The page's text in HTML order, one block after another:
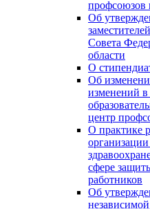
профсоюзов
Об
Совета
области
О
Об
изменений в
центр
О практике
сфере
работников
Об